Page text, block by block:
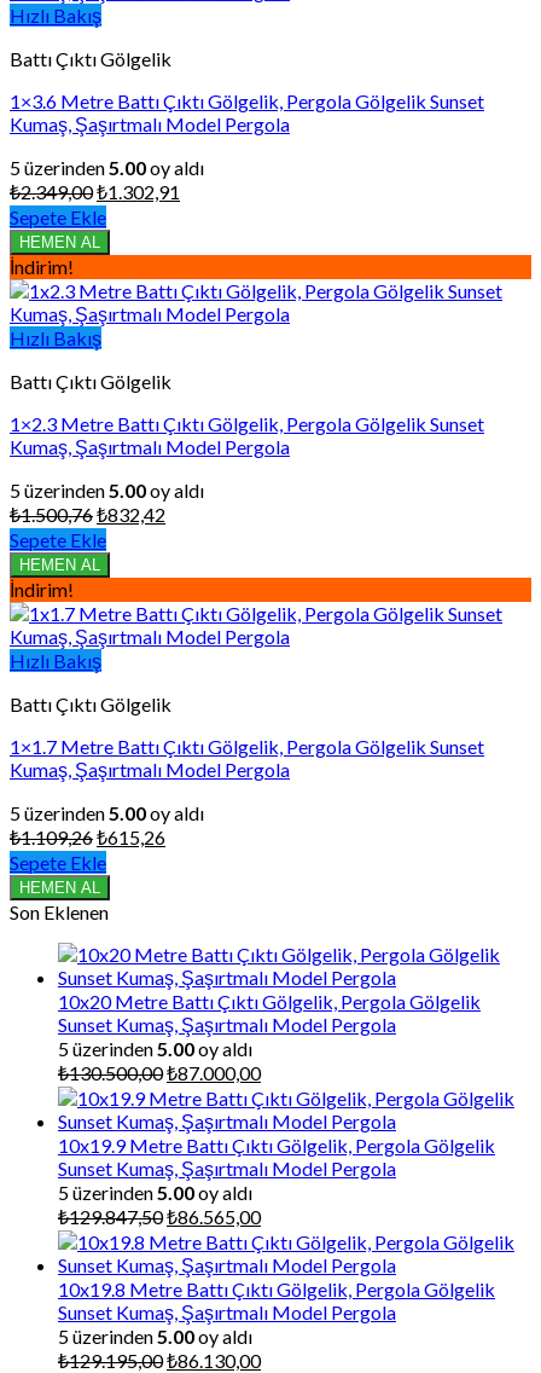
Hızlı Bakış
Battı Çıktı Gölgelik
1×3.6 Metre Battı Çıktı Gölgelik, Pergola Gölgelik Sunset
Kumaş, Şaşırtmalı Model Pergola
5 üzerinden 5.00oy aldı
₺2.349,00Orijinal
fiyat:
₺2.349,00.
₺1.302,91
₺1.302,91.
Sepete Ekle
HEMEN AL
İndirim!
Hızlı Bakış
Battı Çıktı Gölgelik
1×2.3 Metre Battı Çıktı Gölgelik, Pergola Gölgelik Sunset
Kumaş, Şaşırtmalı Model Pergola
5 üzerinden 5.00oy aldı
₺1.500,76Orijinal
fiyat:
₺1.500,76.
₺832,42
₺832,42.
Sepete Ekle
HEMEN AL
İndirim!
Hızlı Bakış
Battı Çıktı Gölgelik
1×1.7 Metre Battı Çıktı Gölgelik, Pergola Gölgelik Sunset
Kumaş, Şaşırtmalı Model Pergola
5 üzerinden 5.00oy aldı
₺1.109,26Orijinal
fiyat:
₺1.109,26.
₺615,26
Sepete Ekle
HEMEN AL
Son Eklenen
10x20 Metre Battı Çıktı Gölgelik, Pergola Gölgelik
Sunset Kumaş, Şaşırtmalı Model Pergola
5 üzerinden 5.00oy aldı
₺130.500,00Orijinal
fiyat:
₺130.500,00.
₺87.000,00Şu
andaki
fiyat:
₺87.000,00.
10x19.9 Metre Battı Çıktı Gölgelik, Pergola Gölgelik
Sunset Kumaş, Şaşırtmalı Model Pergola
5 üzerinden 5.00oy aldı
₺129.847,50Orijinal
fiyat:
₺129.847,50.
₺86.565,00Şu
andaki
fiyat:
₺86.565,00.
10x19.8 Metre Battı Çıktı Gölgelik, Pergola Gölgelik
Sunset Kumaş, Şaşırtmalı Model Pergola
5 üzerinden 5.00oy aldı
₺129.195,00Orijinal
₺86.130,00Şu